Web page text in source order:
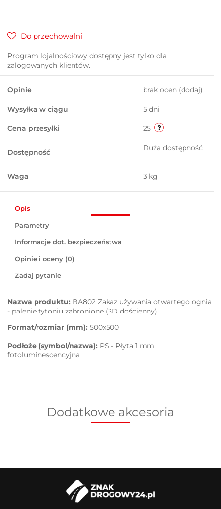
Do przechowalni
Program lojalnościowy dostępny jest tylko dla
zalogowanych klientów.
Opinie brak ocen (dodaj)
Wysyłka w ciągu 5 dni
Cena przesyłki 25
Dostępność Duża dostępność
Waga 3 kg
Opis
Parametry
Informacje dot. bezpieczeństwa
Opinie i oceny (0)
Zadaj pytanie
Nazwa produktu: BA802 Zakaz używania otwartego ognia
- palenie tytoniu zabronione (3D dościenny)
Format/rozmiar (mm): 500x500
Podłoże (symbol/nazwa): PS - Płyta 1 mm
fotoluminescencyjna
Dodatkowe akcesoria